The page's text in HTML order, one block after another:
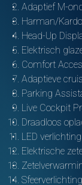
Adaptief M-
Harman/
Head-Up
Elektrisch
Comfort
Adaptieve
Parking
Live Cockpit
Draadloos
LED verlichting
Elektrische
Sfeerverlichting